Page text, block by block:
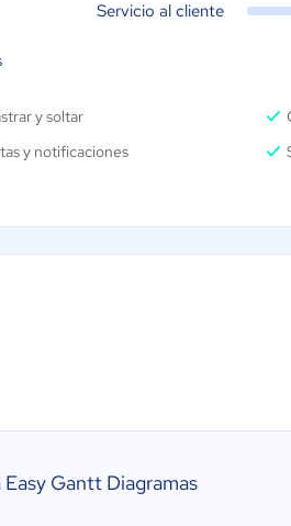
Servicio al cliente
y soltar
y notificaciones
Gantt Diagramas